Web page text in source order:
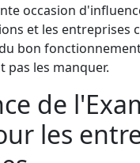
occasion
et les entreprises
bon
pas les manquer.
de
les